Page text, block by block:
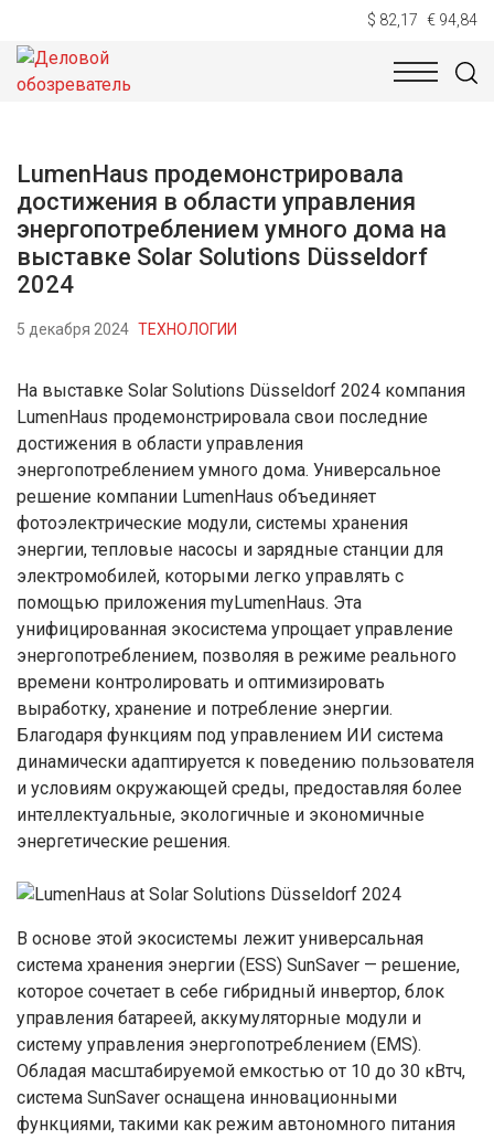
$ 82,17 € 94,84
НОВОСТИ
LumenHaus продемонстрировала
достижения в области управления
энергопотреблением умного дома на
выставке Solar Solutions Düsseldorf
2024
5 декабря 2024 ТЕХНОЛОГИИ
На выставке Solar Solutions Düsseldorf 2024 компания
LumenHaus продемонстрировала свои последние
достижения в области управления
энергопотреблением умного дома. Универсальное
решение компании LumenHaus объединяет
фотоэлектрические модули, системы хранения
энергии, тепловые насосы и зарядные станции для
электромобилей, которыми легко управлять с
помощью приложения myLumenHaus. Эта
унифицированная экосистема упрощает управление
энергопотреблением, позволяя в режиме реального
времени контролировать и оптимизировать
выработку, хранение и потребление энергии.
Благодаря функциям под управлением ИИ система
динамически адаптируется к поведению пользователя
и условиям окружающей среды, предоставляя более
интеллектуальные, экологичные и экономичные
энергетические решения.
В основе этой экосистемы лежит универсальная
система хранения энергии (ESS) SunSaver — решение,
которое сочетает в себе гибридный инвертор, блок
управления батареей, аккумуляторные модули и
систему управления энергопотреблением (EMS).
Обладая масштабируемой емкостью от 10 до 30 кВтч,
система SunSaver оснащена инновационными
функциями, такими как режим автономного питания